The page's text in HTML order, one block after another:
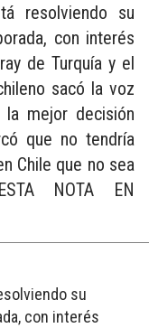
resolviendo su
con interés
de Turquía y el
sacó la voz
la mejor decisión
que no tendría
Chile que no sea
NOTA EN
su
con interés